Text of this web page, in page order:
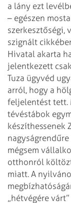
a lány ezt
– egészen
szerkesztőségi,
szignált
Hivatal akarta
jelentkezett
Tuza ügyvéd
arról, hogy a
feljelentést tett.
tévéstábok
készíthessenek
nagyságrendűre
mégsem
otthonról
miatt. A
„hétvégére